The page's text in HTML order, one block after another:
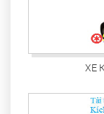
XE